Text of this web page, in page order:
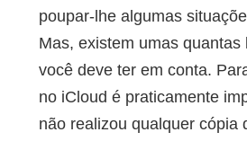
poupar-lhe algumas
Mas, existem umas quantas
você deve ter em conta.
no iCloud é praticamente
não realizou qualquer cópia